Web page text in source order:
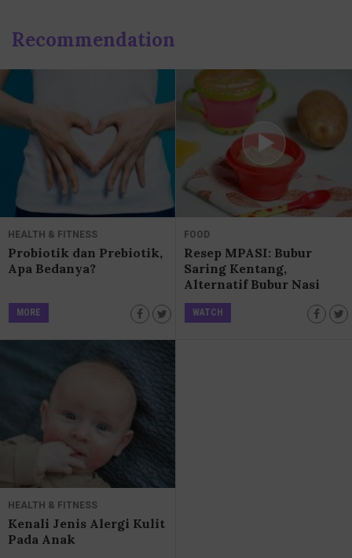
Recommendation
HEALTH & FITNESS
Probiotik dan Prebiotik,
Apa Bedanya?
MORE
FOOD
Resep MPASI: Bubur
Saring Kentang,
Alternatif Bubur Nasi
Yang Nggak Kalah
Bergizi
WATCH
HEALTH & FITNESS
Kenali Jenis Alergi Kulit
Pada Anak